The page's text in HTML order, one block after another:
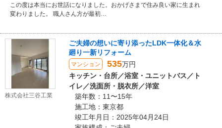
この度は本当にお世話になりました。おかげさまで住み良い家に生まれ
変わりました。 職人さん方が最初…
株式会社三谷工業
ご夫婦の想いに寄り添ったLDK一体化＆水
廻り一新リフォーム
マンション 535万円
キッチン・台所／浴室・ユニットバス／ト
イレ／洗面所・脱衣所／洋室
築年数：11〜15年
施工地：東京都
竣工年月日：2025年04月24日